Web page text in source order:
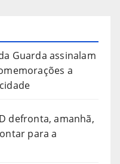
Guarda assinalam
a
defronta, amanhã,
para a